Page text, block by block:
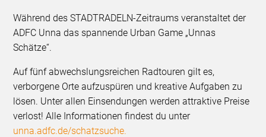
Während des STADTRADELN-Zeitraums veranstaltet der
ADFC Unna das spannende Urban Game „Unnas
Schätze“.
Auf fünf abwechslungsreichen Radtouren gilt es,
verborgene Orte aufzuspüren und kreative Aufgaben zu
lösen. Unter allen Einsendungen werden attraktive Preise
verlost! Alle Informationen findest du unter
unna.adfc.de/schatzsuche.